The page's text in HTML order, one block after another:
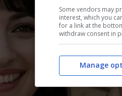
Some vendors may
interest, which you
for a link at the
withdraw consent in
Manage